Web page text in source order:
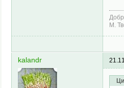
М.
kalandr